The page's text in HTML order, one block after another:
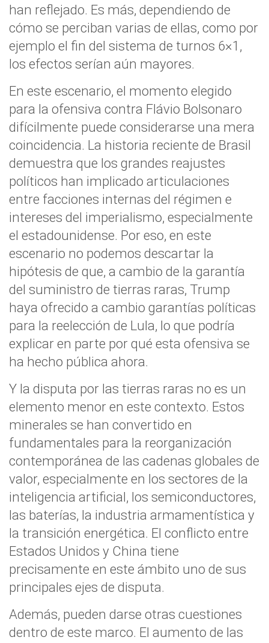
han reflejado. Es más, dependiendo de
cómo se perciban varias de ellas, como por
ejemplo el fin del sistema de turnos 6×1,
los efectos serían aún mayores.
En este escenario, el momento elegido
para la ofensiva contra Flávio Bolsonaro
difícilmente puede considerarse una mera
coincidencia. La historia reciente de Brasil
demuestra que los grandes reajustes
políticos han implicado articulaciones
entre facciones internas del régimen e
intereses del imperialismo, especialmente
el estadounidense. Por eso, en este
escenario no podemos descartar la
hipótesis de que, a cambio de la garantía
del suministro de tierras raras, Trump
haya ofrecido a cambio garantías políticas
para la reelección de Lula, lo que podría
explicar en parte por qué esta ofensiva se
ha hecho pública ahora.
Y la disputa por las tierras raras no es un
elemento menor en este contexto. Estos
minerales se han convertido en
fundamentales para la reorganización
contemporánea de las cadenas globales de
valor, especialmente en los sectores de la
inteligencia artificial, los semiconductores,
las baterías, la industria armamentística y
la transición energética. El conflicto entre
Estados Unidos y China tiene
precisamente en este ámbito uno de sus
principales ejes de disputa.
Además, pueden darse otras cuestiones
dentro de este marco. El aumento de las